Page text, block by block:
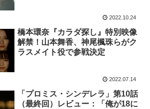
2022.10.24
橋本環奈『カラダ探し』特別映像
解禁！山本舞香、神尾楓珠らがク
ラスメイト役で参戦決定
2022.07.14
「プロミス・シンデレラ」第10話
（最終回）レビュー：「俺が18に